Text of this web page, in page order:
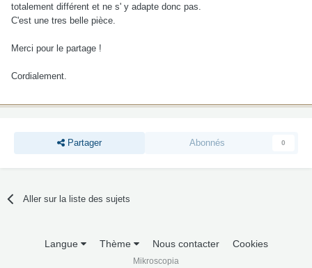
totalement différent et ne s' y adapte donc pas.
C'est une tres belle pièce.
Merci pour le partage !
Cordialement.
Partager Abonnés 0
Aller sur la liste des sujets
Langue Thème Nous contacter Cookies
Mikroscopia